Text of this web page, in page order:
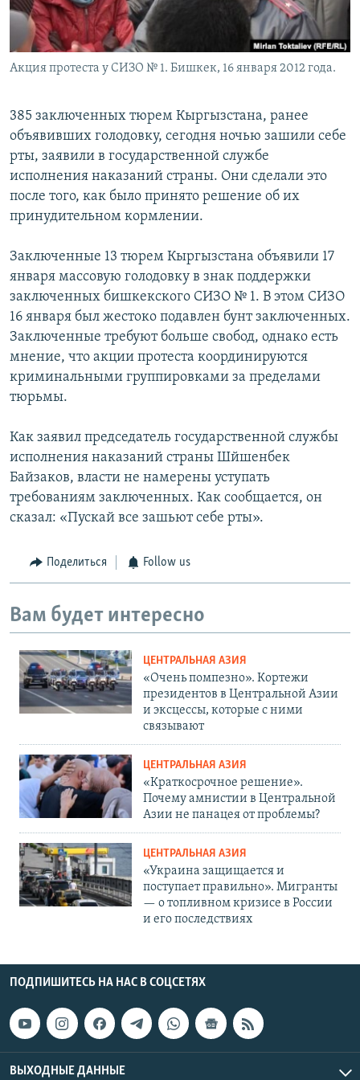
Акция протеста у СИЗО № 1. Бишкек, 16 января 2012 года.
385 заключенных тюрем Кыргызстана, ранее
объявивших голодовку, сегодня ночью зашили себе
рты, заявили в государственной службе
исполнения наказаний страны. Они сделали это
после того, как было принято решение об их
принудительном кормлении.
Заключенные 13 тюрем Кыргызстана объявили 17
января массовую голодовку в знак поддержки
заключенных бишкекского СИЗО № 1. В этом СИЗО
16 января был жестоко подавлен бунт заключенных.
Заключенные требуют больше свобод, однако есть
мнение, что акции протеста координируются
криминальными группировками за пределами
тюрьмы.
Как заявил председатель государственной службы
исполнения наказаний страны Шйшенбек
Байзаков, власти не намерены уступать
требованиям заключенных. Как сообщается, он
сказал: «Пускай все зашьют себе рты».
Поделиться Follow us
Вам будет интересно
ЦЕНТРАЛЬНАЯ АЗИЯ
«Очень помпезно». Кортежи
президентов в Центральной Азии
и эксцессы, которые с ними
связывают
ЦЕНТРАЛЬНАЯ АЗИЯ
«Краткосрочное решение».
Почему амнистии в Центральной
Азии не панацея от проблемы?
ЦЕНТРАЛЬНАЯ АЗИЯ
«Украина защищается и
поступает правильно». Мигранты
— о топливном кризисе в России
и его последствиях
ПОДПИШИТЕСЬ НА НАС В СОЦСЕТЯХ
ВЫХОДНЫЕ ДАННЫЕ